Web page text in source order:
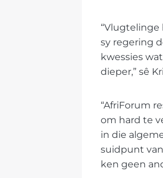
“Vlugtelinge
sy regering
kwessies
dieper,” sê
“AfriForum
om hard te
in die
suidpunt
ken geen